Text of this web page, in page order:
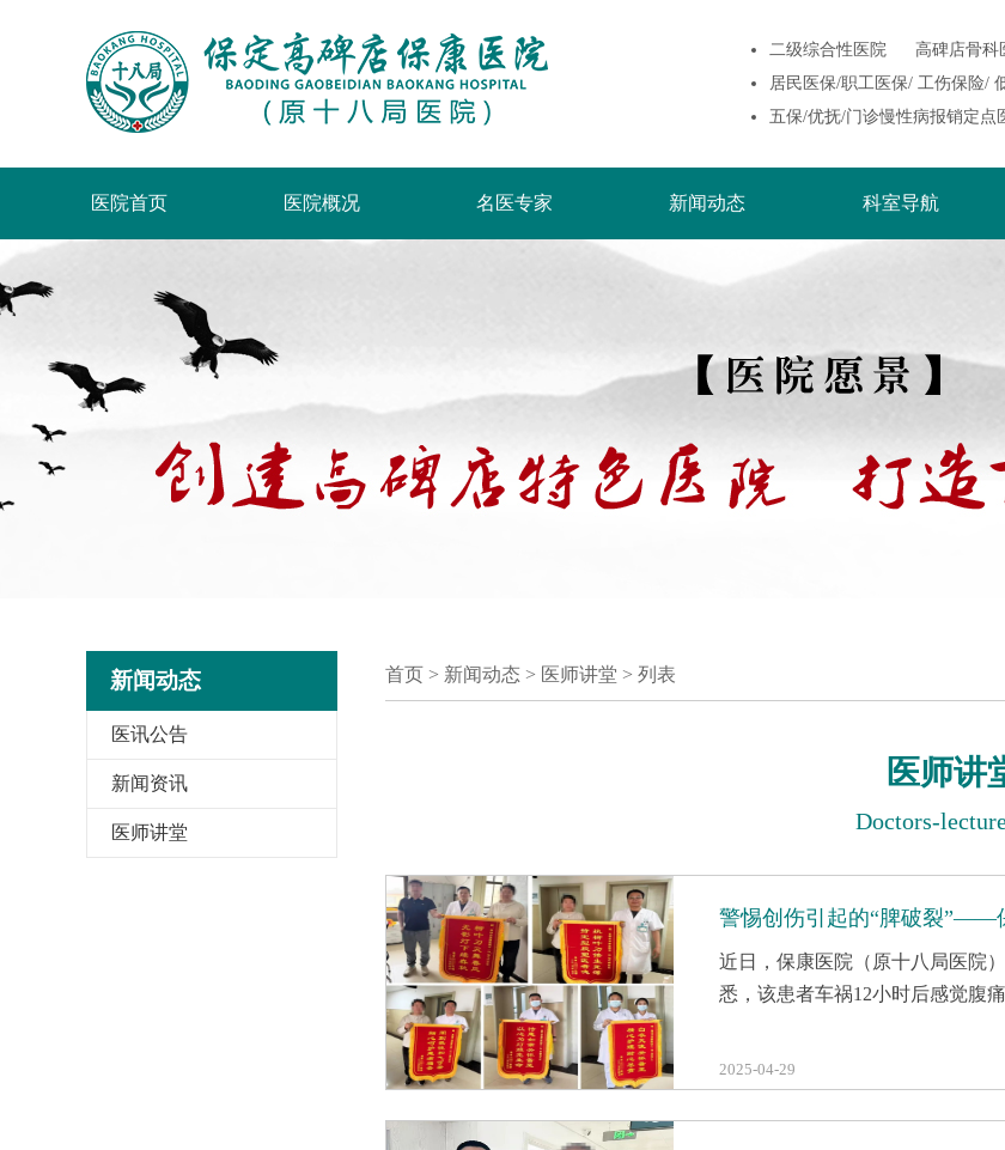
二级综合性医院 高碑店骨科
居民医保/职工医保/ 工伤保险/
五保/优抚/门诊慢性病报销定点
医院首页 医院概况 名医专家 新闻动态 科室导航
新闻动态
医讯公告
新闻资讯
医师讲堂
首页 > 新闻动态 > 医师讲堂 > 列表
医师讲
Doctors-
2025-04-29
警惕创伤引起的“脾破裂”——
近日，保康医院（原十八局医院
悉，该患者车祸12小时后感觉腹